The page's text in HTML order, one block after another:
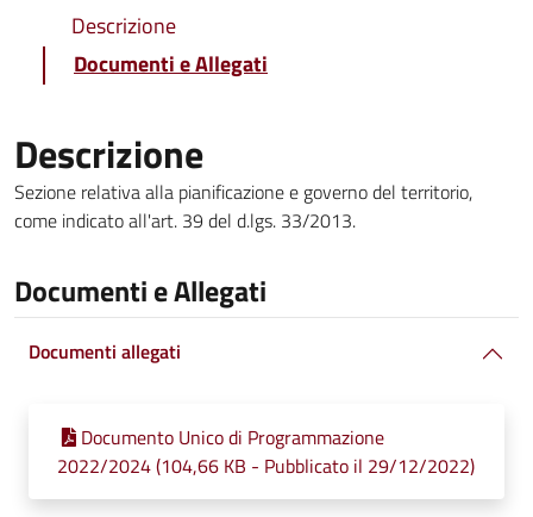
Descrizione
Documenti e Allegati
Descrizione
Sezione relativa alla pianificazione e governo del territorio,
come indicato all'art. 39 del d.lgs. 33/2013.
Documenti e Allegati
Documenti allegati
Documento Unico di Programmazione
2022/2024 (104,66 KB - Pubblicato il 29/12/2022)